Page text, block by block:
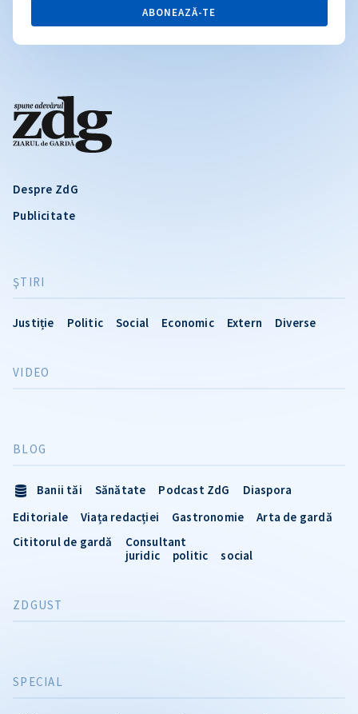
Despre ZdG
Publicitate
ŞTIRI
Justiție Politic Social Economic Extern Diverse
VIDEO
SPECIAL
BLOG
Banii tăi Sănătate Podcast ZdG
Diaspora
Editoriale
Viața redacției Gastronomie
Arta de gardă
Cititorul de gardă
Consultant
juridic
politic social
ZDGUST
ABONEAZĂ-TE